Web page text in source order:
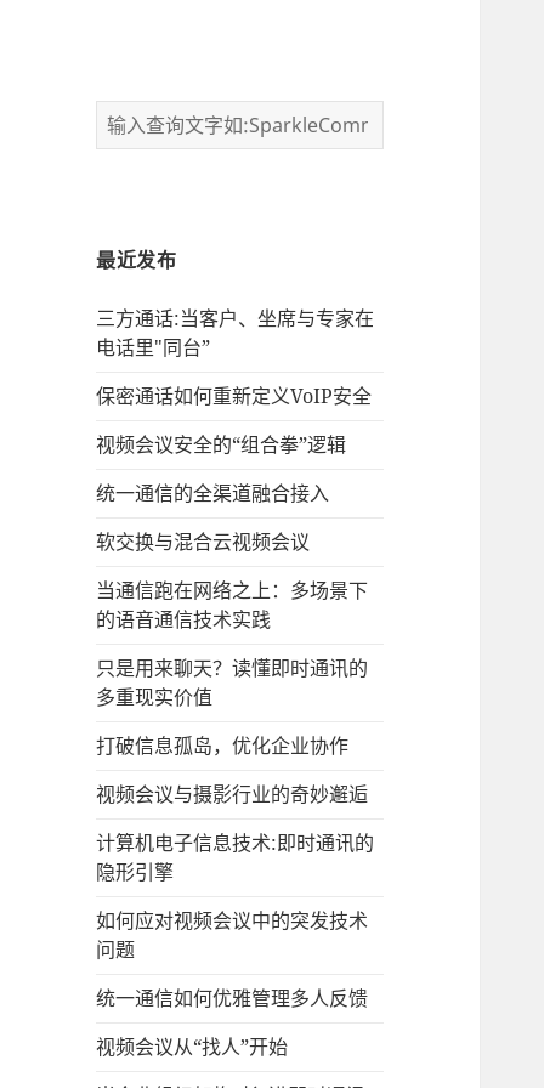
最近发布
三方通话:当客户、坐席与专家在
电话里"同台”
保密通话如何重新定义VoIP安全
视频会议安全的“组合拳”逻辑
统一通信的‌全渠道融合接入
软交换与混合云视频会议
当通信跑在网络之上：多场景下
的语音通信技术实践
只是用来聊天？读懂即时通讯的
多重现实价值
打破信息孤岛，优化企业协作
视频会议与摄影行业的奇妙邂逅
计算机电子信息技术:即时通讯的
隐形引擎
如何应对视频会议中的突发技术
问题
统一通信如何优雅管理多人反馈
视频会议从“找人”开始